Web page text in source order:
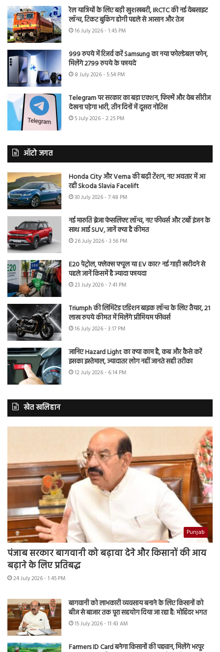
रेल यात्रियों के लिए बड़ी खुशखबरी, IRCTC की नई वेबसाइट
लॉन्च, टिकट बुकिंग होगी पहले से आसान और तेज
16 July 2026 - 1:45 PM
999 रुपये में रिजर्व करें Samsung का नया फोल्डेबल फोन,
मिलेंगे 2799 रुपये के फायदे
8 July 2026 - 5:54 PM
Telegram पर सरकार का बड़ा एक्शन, फिल्में और वेब सीरीज
देखना पड़ेगा भारी, तीन दिनों में दूसरा नोटिस
5 July 2026 - 2:25 PM
ऑटो जगत
Honda City और Verna की बढ़ी टेंशन, नए अवतार में आ
रही Skoda Slavia Facelift
30 July 2026 - 7:48 PM
नई मारुति ब्रेजा फेसलिफ्ट लॉन्च, नए फीचर्स और टर्बो इंजन के
साथ आई SUV, जानें क्या है कीमत
26 July 2026 - 3:56 PM
E20 पेट्रोल, फ्लेक्स फ्यूल या EV कार? नई गाड़ी खरीदने से
पहले जानें किसमें है ज्यादा फायदा
23 July 2026 - 7:41 PM
Triumph की लिमिटेड एडिशन बाइक लॉन्च के लिए तैयार, 21
लाख रुपये कीमत में मिलेंगे प्रीमियम फीचर्स
16 July 2026 - 3:17 PM
जानिए Hazard Light का क्या काम है, कब और कैसे करें
इसका इस्तेमाल, ज्यादातर लोग नहीं जानते सही तरीका
12 July 2026 - 6:14 PM
खेत खलिहान
Punjab
पंजाब सरकार बागवानी को बढ़ावा देने और किसानों की आय
बढ़ाने के लिए प्रतिबद्ध
24 July 2026 - 1:45 PM
बागवानी को लाभकारी व्यवसाय बनाने के लिए किसानों को
बीज से बाजार तक पूरा सहयोग दिया जा रहा है: मोहिंदर भगत
15 July 2026 - 11:43 AM
Farmers ID Card बनेगा किसानों की पहचान, मिलेंगे भरपूर